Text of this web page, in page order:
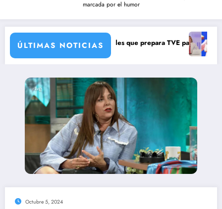
marcada por el humor
ÚLTIMAS NOTICIAS
con una verdad brutal
cambios de corresponsales que prepara TVE para su nueva
Silvia
Octubre 5, 2024